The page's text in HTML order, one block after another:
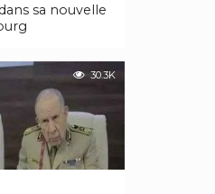
sa nouvelle
30.3K